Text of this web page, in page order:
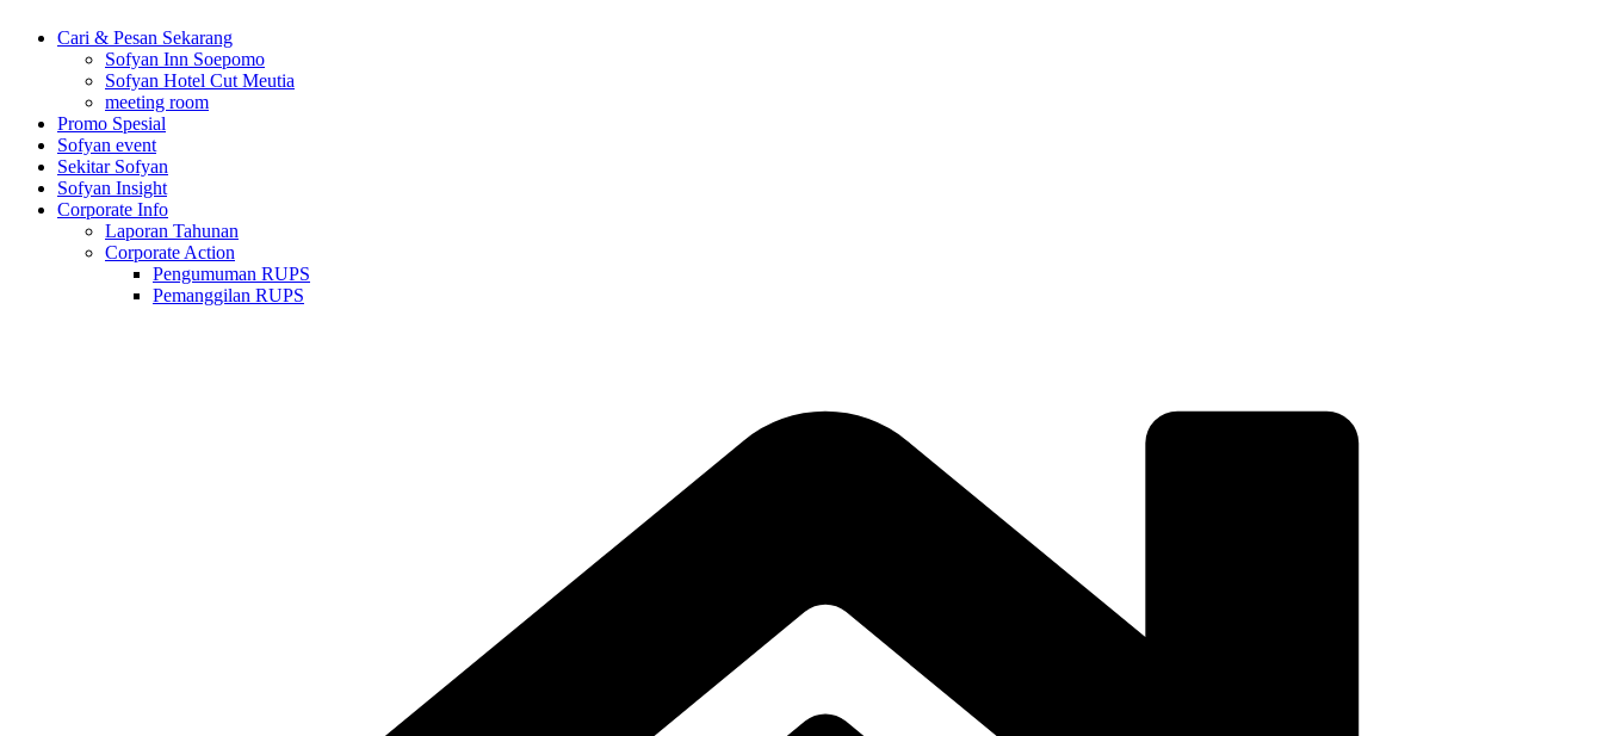
Cari & Pesan Sekarang
Sofyan Inn Soepomo
Sofyan Hotel Cut Meutia
meeting room
Promo Spesial
Sofyan event
Sekitar Sofyan
Sofyan Insight
Corporate Info
Laporan Tahunan
Corporate Action
Pengumuman RUPS
Pemanggilan RUPS